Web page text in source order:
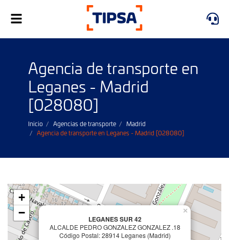
Alternar
navegación
Agencia de transporte en
Leganes - Madrid
[028080]
Inicio Agencias de transporte
Madrid
Agencia de transporte en Leganes - Madrid [028080]
LEGANES SUR 42
ALCALDE PEDRO GONZALEZ GONZALEZ .18
Código Postal: 28914 Leganes (Madrid)
×
+
−